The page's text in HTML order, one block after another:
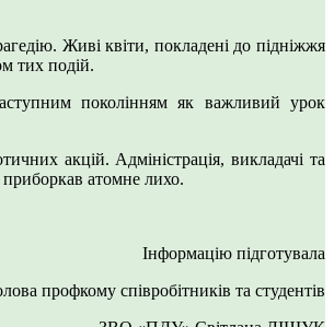
Живі квіти, покладені до підніжжя
тих подій.
поколінням як важливий урок
акцій. Адміністрація, викладачі та
приборкав атомне лихо.
Інформацію підготувала
профкому співробітників та студентів